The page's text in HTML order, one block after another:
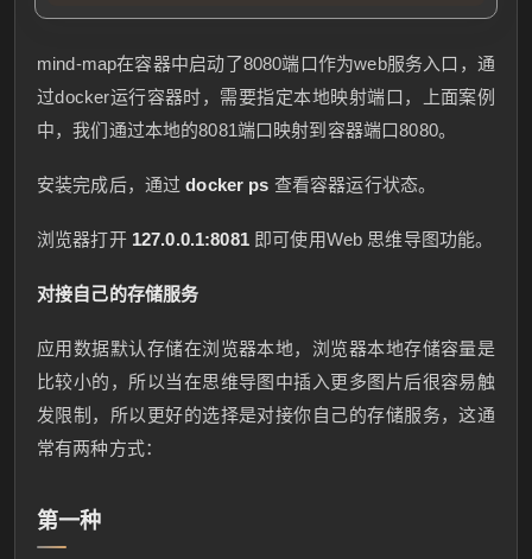
mind-map在容器中启动了8080端口作为web服务入口，通
过docker运行容器时，需要指定本地映射端口，上面案例
中，我们通过本地的8081端口映射到容器端口8080。
安装完成后，通过docker ps 查看容器运行状态。
浏览器打开 127.0.0.1:8081即可使用Web 思维导图功能。
对接自己的存储服务
应用数据默认存储在浏览器本地，浏览器本地存储容量是
比较小的，所以当在思维导图中插入更多图片后很容易触
发限制，所以更好的选择是对接你自己的存储服务，这通
常有两种方式：
第一种